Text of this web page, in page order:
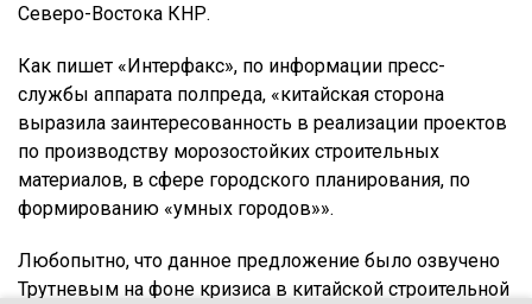
Северо-Востока КНР.
Как пишет «Интерфакс», по информации пресс-
службы аппарата полпреда, «китайская сторона
выразила заинтересованность в реализации проектов
по производству морозостойких строительных
материалов, в сфере городского планирования, по
формированию «умных городов»».
Любопытно, что данное предложение было озвучено
Трутневым на фоне кризиса в китайской строительной